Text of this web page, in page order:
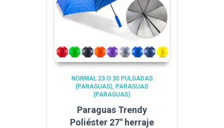
NORMAL 23 O 30 PULGADAS
(PARAGUAS) PARAGUAS
(PARAGUAS)
Paraguas Trendy
Poliéster 27″ herraje